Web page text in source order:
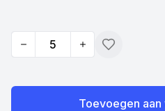
Quantity Toevoegen
Toevoegen